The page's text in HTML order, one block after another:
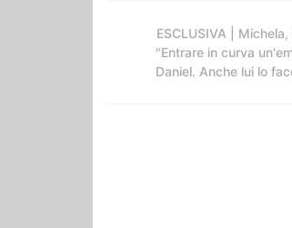
ESCLUSIVA |
"Entrare in curva
Daniel. Anche lui lo